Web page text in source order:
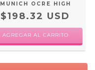
MUNICH OCRE HIGH
$198.32 USD
AGREGAR AL CARRITO